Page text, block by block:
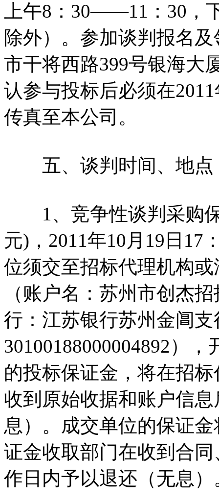
上午8：30——11：30，
除外）。参加谈判报名
市干将西路399号银海大
认参与投标后必须在
传真至本公司。
五、谈判时间、地点
1、竞争性谈判采购保
元)，2011年10月19日17
位须交至招标代理机构
（账户名：苏州市创杰
行：江苏银行苏州金阊
30100188000004892）
的投标保证金，将在招
收到原始收据和账户信
息）。成交单位的保证
证金收取部门在收到合
作日内予以退还（无息）